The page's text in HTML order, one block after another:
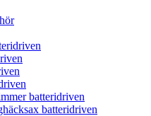
batteridriven
batteridriven